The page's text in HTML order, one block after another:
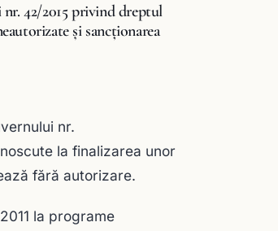
42/2015 privind dreptul
şi sancţionarea
nr.
la finalizarea unor
fără autorizare.
la programe